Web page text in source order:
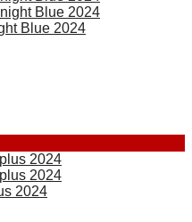
Blue 2024
2024